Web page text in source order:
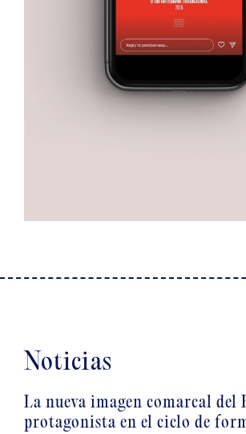
Noticias
La nueva imagen comarcal del
protagonista en el ciclo de